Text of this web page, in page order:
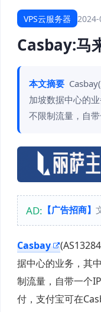
VPS云服务器
Casbay:马
本文摘要
加坡数据中心的
不限制流量，自
AD: 【广告招商】
Casbay
据中心的业务，其
制流量，自带一个
付，支付宝可在